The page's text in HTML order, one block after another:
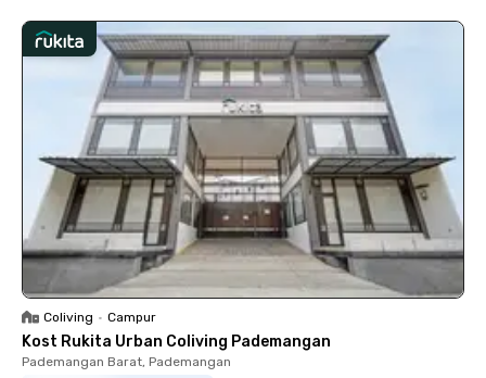
Coliving • Campur
Kost Rukita Urban Coliving Pademangan
Pademangan Barat, Pademangan